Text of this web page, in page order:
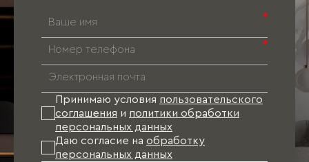
*
*
Принимаю условия пользовательского
соглашения и политики обработки
персональных данных
Даю согласие на обработку
персональных данных